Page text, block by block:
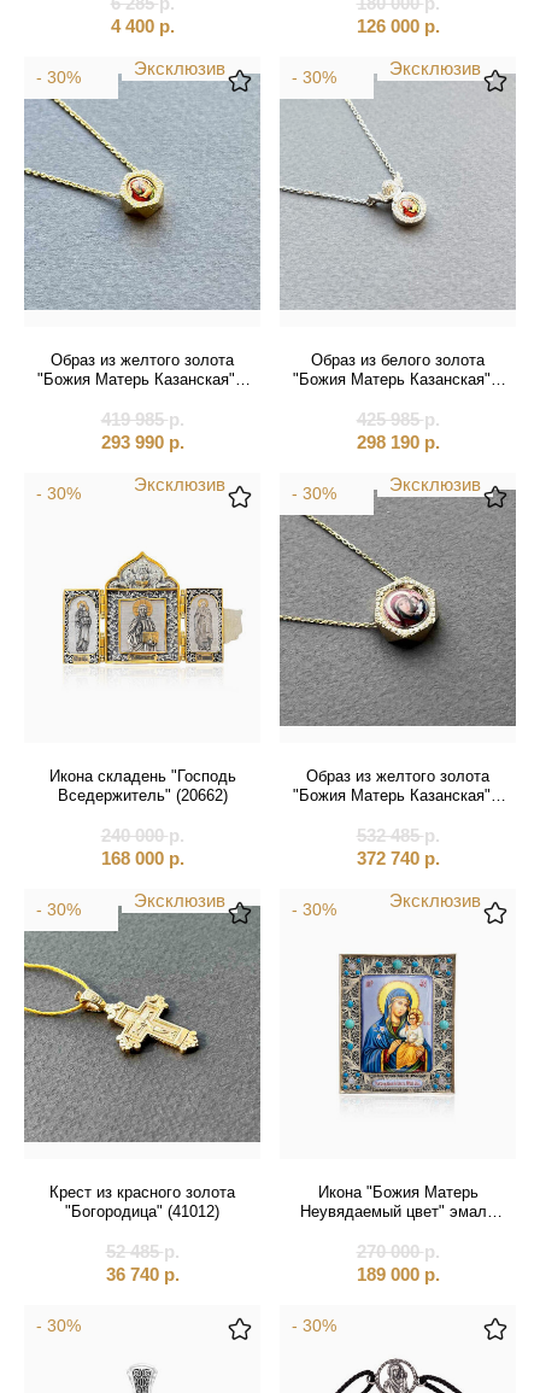
4 400 р.
126 000 р.
Эксклюзив
- 30%
Образ из желтого золота
"Божия Матерь Казанская" с
(51059)
419 985р.
293 990 р.
Эксклюзив
- 30%
Образ из белого золота
"Божия Матерь Казанская" с
(51069)
425 985р.
298 190 р.
Эксклюзив
- 30%
Икона складень "Господь
Вседержитель" (20662)
240 000р.
168 000 р.
Эксклюзив
- 30%
Образ из желтого золота
"Божия Матерь Казанская" с
(51122)
532 485р.
372 740 р.
Эксклюзив
- 30%
Крест из красного золота
"Богородица" (41012)
52 485р.
36 740 р.
Эксклюзив
- 30%
Икона "Божия Матерь
Неувядаемый цвет" эмаль
270 000р.
189 000 р.
- 30% - 30%